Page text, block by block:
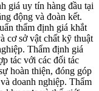
giá uy tín hàng đầu tại
động và đoàn kết.
thẩm định giá khắt
cơ sở vật chất kỹ thuật
Thẩm định giá
tác với các đối tác
hoàn thiện, đóng góp
doanh nghiệp. Thẩm